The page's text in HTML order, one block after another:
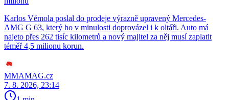
Karlos Vémola poslal do prodeje výrazně upravený Mercedes-
AMG G 63, který ho v minulosti doprovázel i k oltáři. Auto má
najeto přes 262 tisíc kilometrů a nový majitel za něj musí zaplatit
téměř 4,5 milionu korun.
MMAMAG.cz
7. 8. 2026, 23:14